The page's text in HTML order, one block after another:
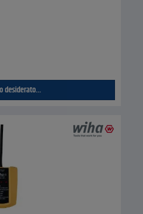
desiderato...